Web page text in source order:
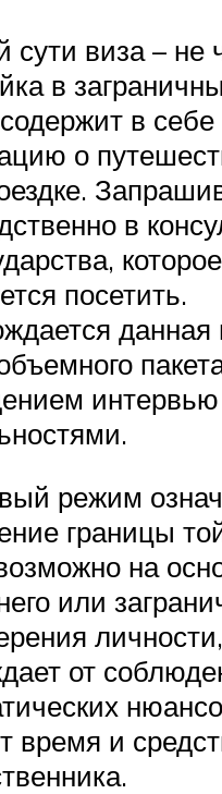
сути виза – не
в
в себе
о
в
которое
посетить.
данная
режим
границы
на
или
от
время и